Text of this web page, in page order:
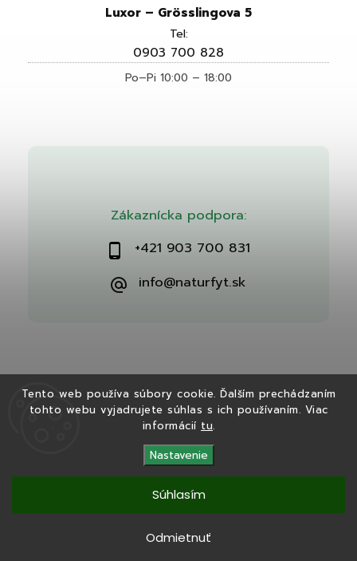
Tento web používa súbory cookie. Ďalším prechádzaním
tohto webu vyjadrujete súhlas s ich používaním. Viac
informácií tu.
Nastavenie
Odmietnuť
Súhlasím
Zákaznícka podpora:
+421 903 700 831
info@naturfyt.sk
Luxor – Grösslingova 5
Tel:
0903 700 828
Po–Pi 10:00 – 18:00
Copyright 2026Naturfyt.sk. Všetky práva vyhradené.
| Design